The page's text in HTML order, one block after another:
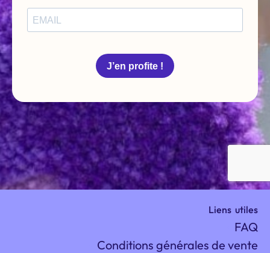
Liens utiles
FAQ
Conditions générales de vente